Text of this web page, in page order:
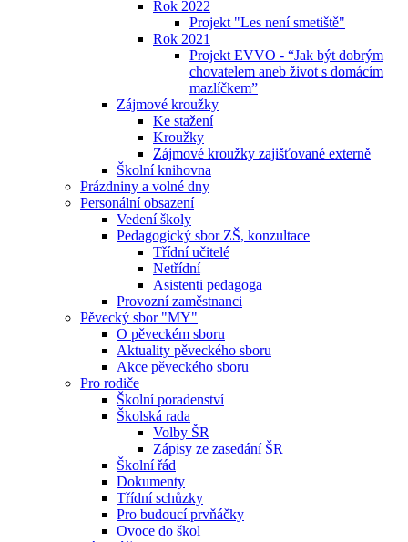
Rok 2022
Projekt "Les není smetiště"
Rok 2021
Projekt EVVO - “Jak být dobrým
chovatelem aneb život s domácím
mazlíčkem”
Zájmové kroužky
Ke stažení
Kroužky
Zájmové kroužky zajišťované externě
Školní knihovna
Prázdniny a volné dny
Personální obsazení
Vedení školy
Pedagogický sbor ZŠ, konzultace
Třídní učitelé
Netřídní
Asistenti pedagoga
Provozní zaměstnanci
Pěvecký sbor "MY"
O pěveckém sboru
Aktuality pěveckého sboru
Akce pěveckého sboru
Pro rodiče
Školní poradenství
Školská rada
Volby ŠR
Zápisy ze zasedání ŠR
Školní řád
Dokumenty
Třídní schůzky
Pro budoucí prvňáčky
Ovoce do škol